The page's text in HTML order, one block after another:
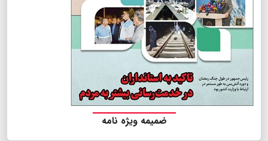
ضمیمه ویژه نامه